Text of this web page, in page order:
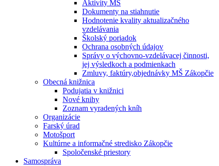
Aktivity MŠ
Dokumenty na stiahnutie
Hodnotenie kvality aktualizačného
vzdelávania
Školský poriadok
Ochrana osobných údajov
Správy o výchovno-vzdelávacej činnosti,
jej výsledkoch a podmienkach
Zmluvy, faktúry,objednávky MŠ Zákopčie
Obecná knižnica
Podujatia v knižnici
Nové knihy
Zoznam vyradených kníh
Organizácie
Farský úrad
Motošport
Kultúrne a informačné stredisko Zákopčie
Spoločenské priestory
Samospráva